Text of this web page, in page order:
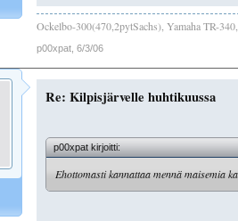
Ockelbo-300(470,2pytSachs), Yamaha TR-
p00xpat 6/3/06
Re: Kilpisjärvelle huhtikuussa
p00xpat kirjoitti:
Ehottomasti kannattaa mennä maisemia